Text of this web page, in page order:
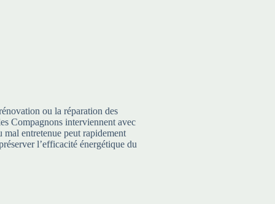
ou la réparation des
Compagnons interviennent avec
entretenue peut rapidement
l’efficacité énergétique du